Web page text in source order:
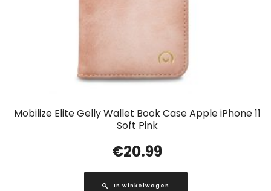
Mobilize Elite Gelly Wallet Book Case Apple iPhone 11
Soft Pink
€20.99
In winkelwagen